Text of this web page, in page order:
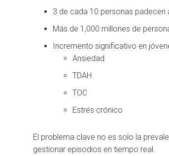
3 de cada 10 personas padecen
Más de 1,000 millones de
Incremento significativo en
Ansiedad
TDAH
TOC
Estrés crónico
El problema clave no es solo la
gestionar episodios en tiempo real.